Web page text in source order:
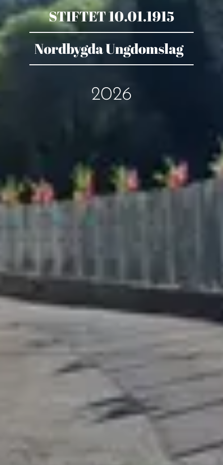
STIFTET10.01.1915
Nordbygda Ungdomslag
2026